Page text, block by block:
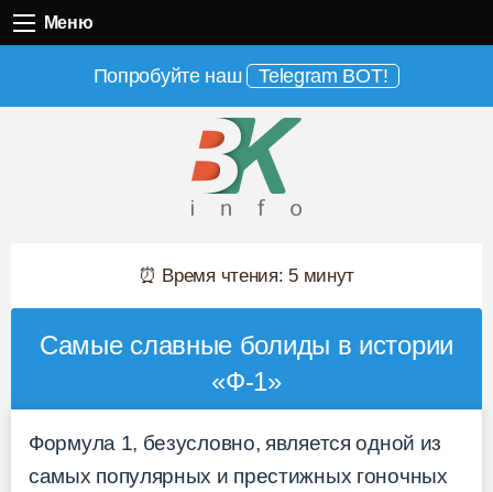
Меню
Попробуйте наш Telegram BOT!
⏰ Время чтения: 5 минут
Самые славные болиды в истории
«Ф-1»
Формула 1, безусловно, является одной из
самых популярных и престижных гоночных